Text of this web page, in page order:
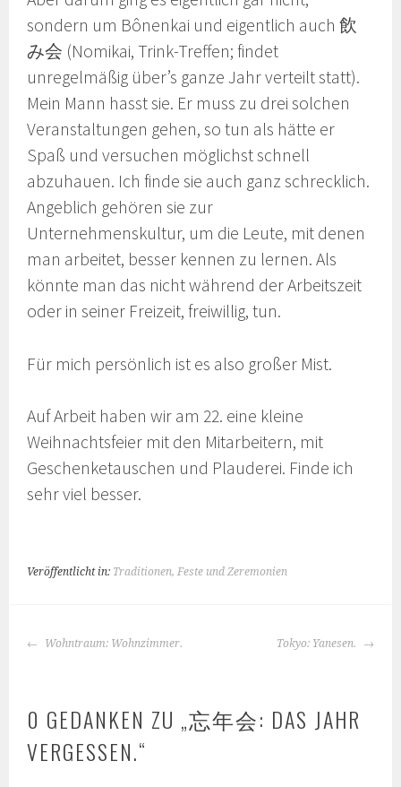
sondern um Bônenkai und eigentlich auch 飲
み会 (Nomikai, Trink-Treffen; findet
unregelmäßig über’s ganze Jahr verteilt statt).
Mein Mann hasst sie. Er muss zu drei solchen
Veranstaltungen gehen, so tun als hätte er
Spaß und versuchen möglichst schnell
abzuhauen. Ich finde sie auch ganz schrecklich.
Angeblich gehören sie zur
Unternehmenskultur, um die Leute, mit denen
man arbeitet, besser kennen zu lernen. Als
könnte man das nicht während der Arbeitszeit
oder in seiner Freizeit, freiwillig, tun.
Für mich persönlich ist es also großer Mist.
Auf Arbeit haben wir am 22. eine kleine
Weihnachtsfeier mit den Mitarbeitern, mit
Geschenketauschen und Plauderei. Finde ich
sehr viel besser.
Veröffentlicht in: Traditionen, Feste und Zeremonien
BEITRAGS-
Wohntraum: Wohnzimmer. Tokyo: Yanesen.
0 GEDANKEN ZU „忘年会: DAS JAHR
VERGESSEN.“